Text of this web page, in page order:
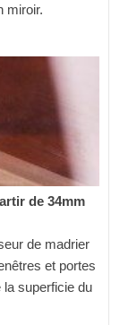
miroir.
de 34mm
de madrier
et portes
la superficie du